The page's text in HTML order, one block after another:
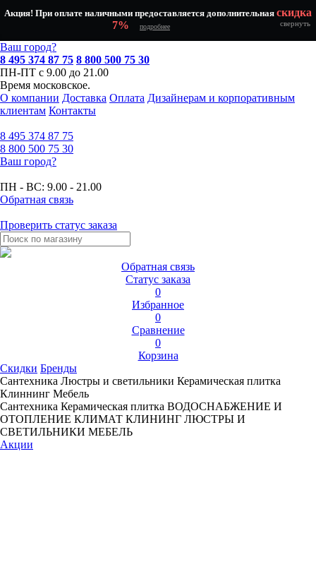
Акция! При оплате наличными предоставляется дополнительная скидка
7%
подробнее свернуть
Ваш город?
8 495 374 87 75 8 800 500 75 30
ПН-ПТ с 9.00 до 21.00
Время московское.
О компании Доставка Оплата Дизайнерам и корпоративным
клиентам Контакты
8 495 374 87 75
8 800 500 75 30
Ваш город?
ПН - ВС: 9.00 - 21.00
Обратная связь
Проверить статус заказа
Обратная связь
Статус заказа
0
Избранное
0
Сравнение
0
Корзина
Скидки Бренды
Сантехника Люстры и светильники Керамическая плитка
Клиннинг Мебель
Сантехника Керамическая плитка ВОДОСНАБЖЕНИЕ И
ОТОПЛЕНИЕ КЛИМАТ КЛИНИНГ ЛЮСТРЫ И
СВЕТИЛЬНИКИ МЕБЕЛЬ
Акции